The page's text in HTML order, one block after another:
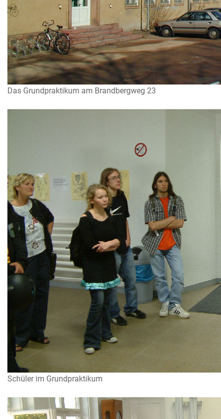
Das Grundpraktikum am Brandbergweg 23
Schüler im Grundpraktikum